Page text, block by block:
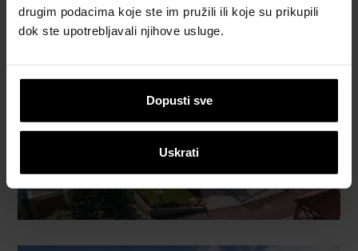
drugim podacima koje ste im pružili ili koje su prikupili
dok ste upotrebljavali njihove usluge.
Dopusti sve
Uskrati